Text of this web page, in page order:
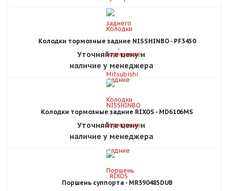
Колодки тормозные задние NISSHINBO - PF3450
Уточняйте цену и
наличие у менеджера
Колодки тормозные задние RIXOS - MD6106MS
Уточняйте цену и
наличие у менеджера
Поршень суппорта - MR390485DUB